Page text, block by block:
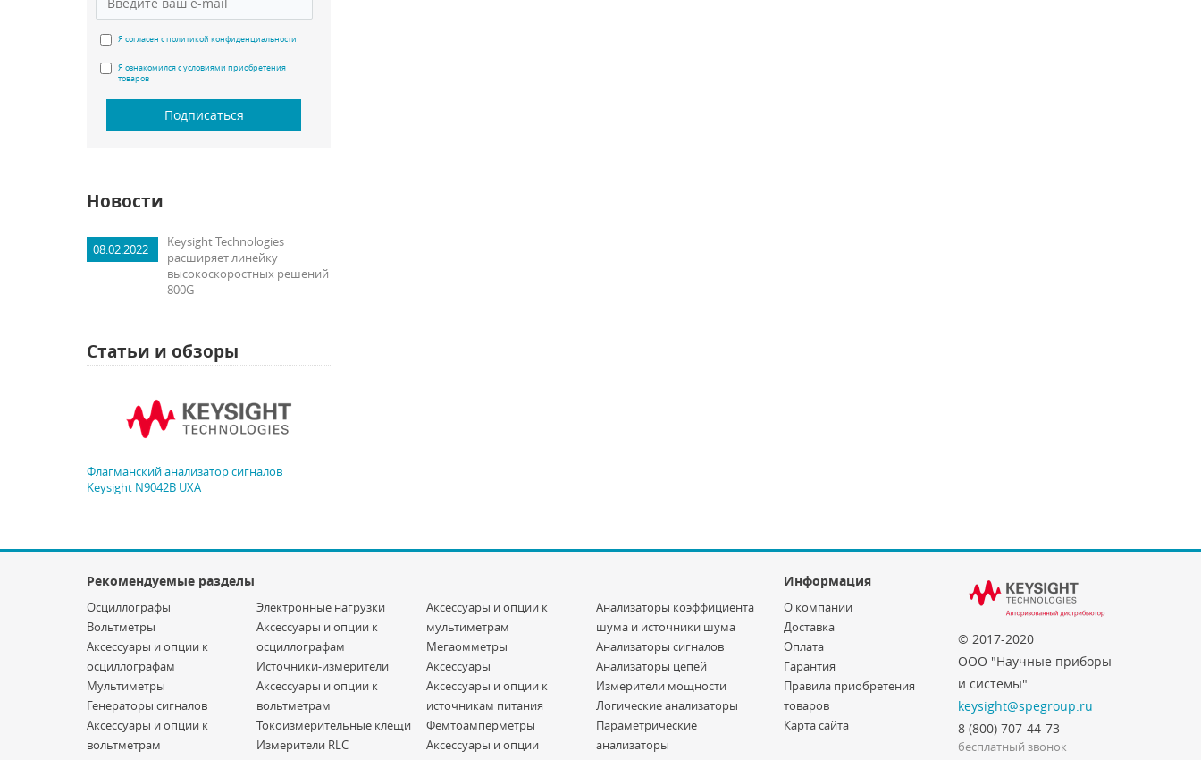
Я согласен с политикой конфиденциальности
Я ознакомился с условиями приобретения
товаров
Подписаться
Новости
08.02.2022
Keysight Technologies
расширяет линейку
высокоскоростных решений
800G
Статьи и обзоры
Флагманский анализатор сигналов
Keysight N9042B UXA
Рекомендуемые разделы Информация
© 2017-2020
ООО "Научные приборы
и системы"
keysight@spegroup.ru
8 (800) 707-44-73
бесплатный звонок
Осциллографы
Вольтметры
Аксессуары и опции к
осциллографам
Мультиметры
Генераторы сигналов
Аксессуары и опции к
вольтметрам
Электронные нагрузки
Аксессуары и опции к
осциллографам
Источники-измерители
Аксессуары и опции к
вольтметрам
Токоизмерительные клещи
Измерители RLC
Аксессуары и опции к
мультиметрам
Мегаомметры
Аксессуары
Аксессуары и опции к
источникам питания
Фемтоамперметры
Аксессуары и опции
Анализаторы коэффициента
шума и источники шума
Анализаторы сигналов
Анализаторы цепей
Измерители мощности
Логические анализаторы
Параметрические
анализаторы
О компании
Доставка
Оплата
Гарантия
Правила приобретения
товаров
Карта сайта